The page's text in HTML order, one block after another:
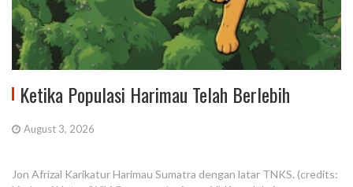
Ketika Populasi Harimau Telah Berlebih
August 3, 2026
Jon Afrizal Karikatur Harimau Sumatra dengan latar TNKS. (credits: